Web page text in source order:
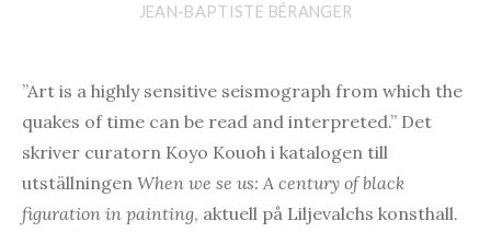
JEAN-BAPTISTE BÉRANGER
”Art is a highly sensitive seismograph from which the
quakes of time can be read and interpreted.” Det
skriver curatorn Koyo Kouoh i katalogen till
utställningen When we se us: A century of black
figuration in painting, aktuell på Liljevalchs konsthall.